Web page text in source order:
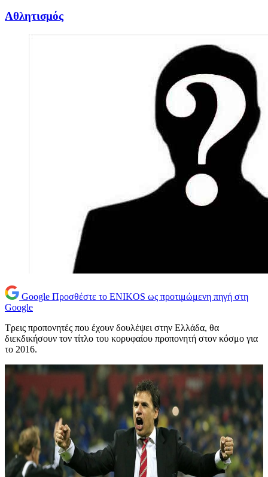
Αθλητισμός
Google Προσθέστε το ENIKOS ως προτιμώμενη πηγή στη
Google
Τρεις προπονητές που έχουν δουλέψει στην Ελλάδα, θα
διεκδικήσουν τον τίτλο του κορυφαίου προπονητή στον κόσμο για
το 2016.